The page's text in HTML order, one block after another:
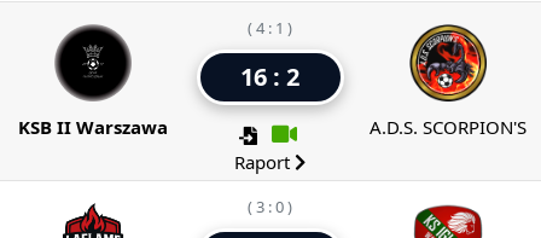
KSB II Warszawa
( 4 : 1 )
16 : 2
Raport
A.D.S. SCORPION'S
( 3 : 0 )